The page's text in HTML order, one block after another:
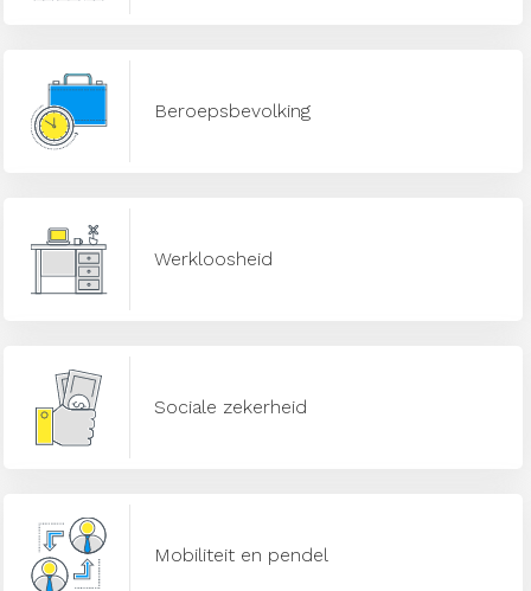
Beroepsbevolking
Werkloosheid
Sociale zekerheid
Mobiliteit en pendel